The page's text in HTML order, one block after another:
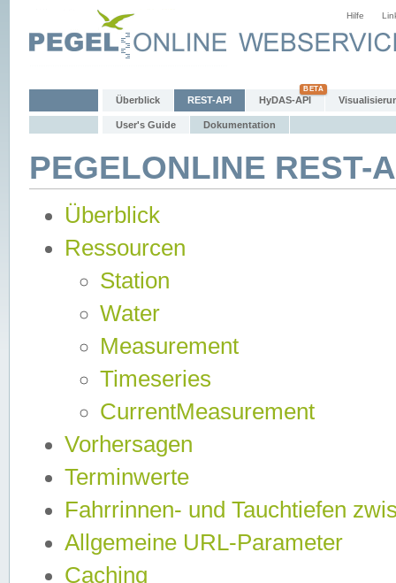
Hilfe
Überblick REST-API HyDAS-API
User's Guide Dokumentation
PEGELONLINE
Überblick
Ressourcen
Station
Water
Measurement
Timeseries
CurrentMeasurement
Vorhersagen
Terminwerte
Fahrrinnen- und Tauchtiefen
Allgemeine URL-Parameter
Caching